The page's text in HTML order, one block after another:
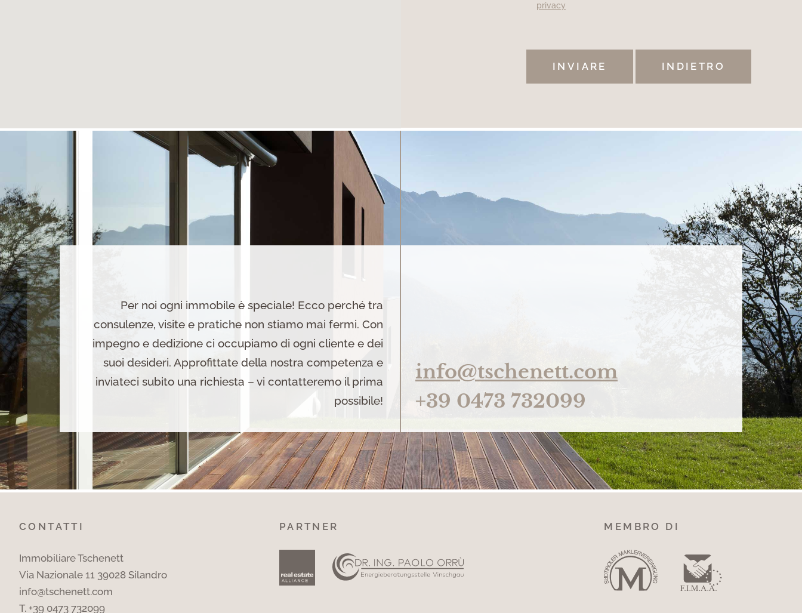
privacy
INDIETRO
Per noi ogni immobile è speciale! Ecco perché tra
consulenze, visite e pratiche non stiamo mai fermi. Con
impegno e dedizione ci occupiamo di ogni cliente e dei
suoi desideri. Approfittate della nostra competenza e
inviateci subito una richiesta – vi contatteremo il prima
possibile!
info@tschenett.com
+39 0473 732099
CONTATTI
Immobiliare Tschenett
Via Nazionale 11 39028 Silandro
info@tschenett.com
T. +39 0473 732099
PARTNER MEMBRO DI